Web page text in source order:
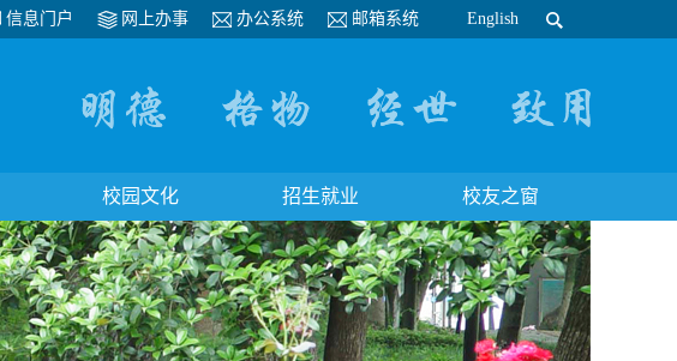
信息门户 网上办事 办公系统 邮箱系统 English
校园文化 招生就业 校友之窗